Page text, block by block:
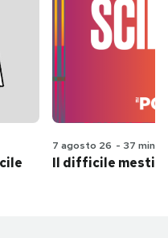
7 agosto 26 - 37 min
Il difficile